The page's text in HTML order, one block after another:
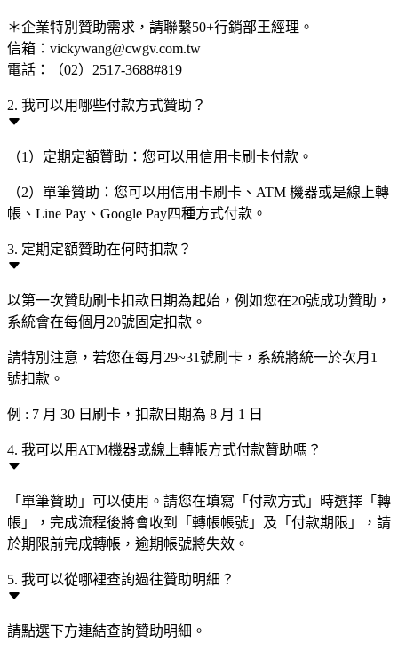
＊企業特別贊助需求，請聯繫50+行銷部王經理。
信箱：vickywang@cwgv.com.tw
電話：（02）2517-3688#819
2. 我可以用哪些付款方式贊助？
（1）定期定額贊助：您可以用信用卡刷卡付款。
（2）單筆贊助：您可以用信用卡刷卡、ATM 機器或是線上轉
帳、Line Pay、Google Pay四種方式付款。
3. 定期定額贊助在何時扣款？
以第一次贊助刷卡扣款日期為起始，例如您在20號成功贊助，
系統會在每個月20號固定扣款。
請特別注意，若您在每月29~31號刷卡，系統將統一於次月1
號扣款。
例 : 7 月 30 日刷卡，扣款日期為 8 月 1 日
4. 我可以用ATM機器或線上轉帳方式付款贊助嗎？
「單筆贊助」可以使用。請您在填寫「付款方式」時選擇「轉
帳」，完成流程後將會收到「轉帳帳號」及「付款期限」，請
於期限前完成轉帳，逾期帳號將失效。
5. 我可以從哪裡查詢過往贊助明細？
請點選下方連結查詢贊助明細。